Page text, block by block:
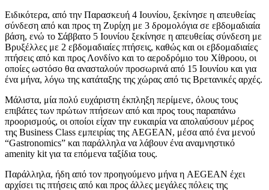
Ειδικότερα, από την Παρασκευή 4 Ιουνίου, ξεκίνησε η απευθείας
σύνδεση από και προς τη Ζυρίχη με 3 δρομολόγια σε εβδομαδιαία
βάση, ενώ το Σάββατο 5 Ιουνίου ξεκίνησε η απευθείας σύνδεση με
Βρυξέλλες με 2 εβδομαδιαίες πτήσεις, καθώς και οι εβδομαδιαίες
πτήσεις από και προς Λονδίνο και το αεροδρόμιο του Χίθροου, οι
οποίες ωστόσο θα ανασταλούν προσωρινά από 15 Ιουνίου και για
ένα μήνα, λόγω της κατάταξης της χώρας από τις Βρετανικές αρχές.
Μάλιστα, μία πολύ ευχάριστη έκπληξη περίμενε, όλους τους
επιβάτες των πρώτων πτήσεων από και προς τους παραπάνω
προορισμούς, οι οποίοι είχαν την ευκαιρία να απολαύσουν μέρος
της Business Class εμπειρίας της AEGEAN, μέσα από ένα μενού
“Gastronomics” και παράλληλα να λάβουν ένα αναμνηστικό
amenity kit για τα επόμενα ταξίδια τους.
Παράλληλα, ήδη από τον προηγούμενο μήνα η AEGEAN έχει
αρχίσει τις πτήσεις από και προς άλλες μεγάλες πόλεις της